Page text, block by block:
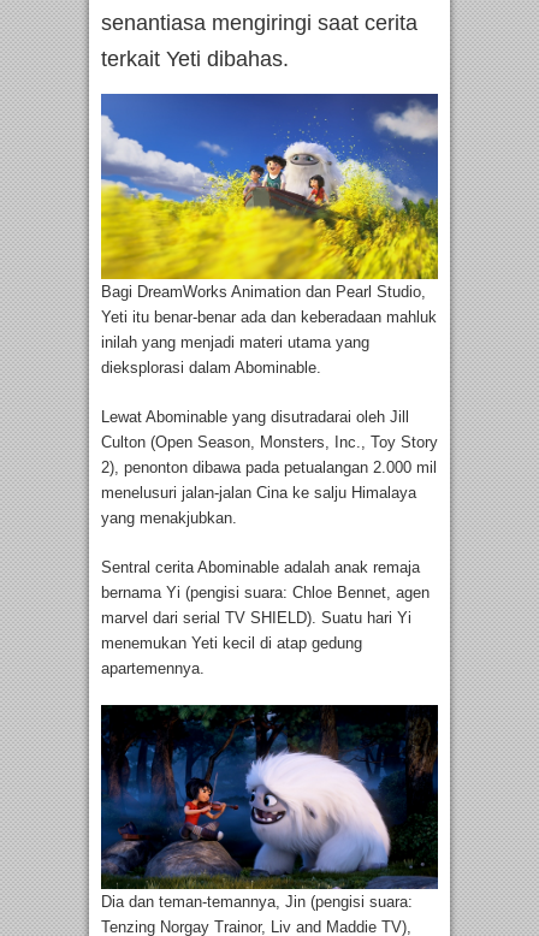
senantiasa mengiringi saat cerita
terkait Yeti dibahas.
Bagi DreamWorks Animation dan Pearl Studio,
Yeti itu benar-benar ada dan keberadaan mahluk
inilah yang menjadi materi utama yang
dieksplorasi dalam Abominable.
Lewat Abominable yang disutradarai oleh Jill
Culton (Open Season, Monsters, Inc., Toy Story
2), penonton dibawa pada petualangan 2.000 mil
menelusuri jalan-jalan Cina ke salju Himalaya
yang menakjubkan.
Sentral cerita Abominable adalah anak remaja
bernama Yi (pengisi suara: Chloe Bennet, agen
marvel dari serial TV SHIELD). Suatu hari Yi
menemukan Yeti kecil di atap gedung
apartemennya.
Dia dan teman-temannya, Jin (pengisi suara:
Tenzing Norgay Trainor, Liv and Maddie TV),